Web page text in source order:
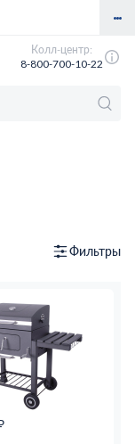
Колл-центр:
8-800-700-10-22
Фильтры